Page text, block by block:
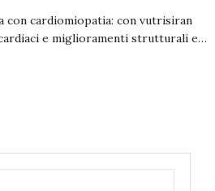
con cardiomiopatia: con vutrisiran
e miglioramenti strutturali e…